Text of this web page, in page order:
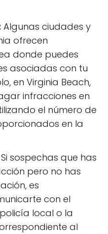
Algunas ciudades y
ofrecen
donde puedes
asociadas con tu
en Virginia Beach,
infracciones en
el número de
en la
Si sospechas que has
pero no has
es
con el
local o la
al